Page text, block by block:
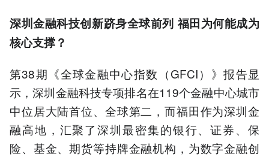
深圳金融科技创新跻身全球前列 福田为何能成为
核心支撑？
第38期《全球金融中心指数（GFCI）》报告显
示，深圳金融科技专项排名在119个金融中心城市
中位居大陆首位、全球第二，而福田作为深圳金
融高地，汇聚了深圳最密集的银行、证券、保
险、基金、期货等持牌金融机构，为数字金融创